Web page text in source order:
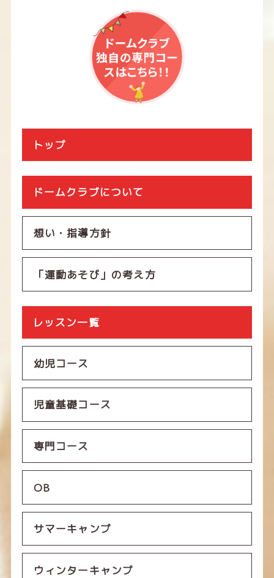
トップ
ドームクラブについて
想い・指導方針
「運動あそび」の考え方
レッスン一覧
幼児コース
児童基礎コース
専門コース
OB
サマーキャンプ
ウィンターキャンプ